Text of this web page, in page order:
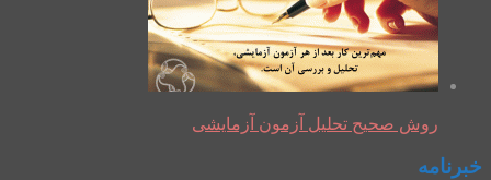
روش صحیح تحلیل آزمون آزمایشی
خبرنامه